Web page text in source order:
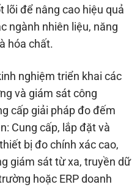
lõi để nâng cao hiệu quả
ngành nhiên liệu, năng
hóa chất.
nghiệm triển khai các
và giám sát công
cấp giải pháp đo đếm
Cung cấp, lắp đặt và
bị đo chính xác cao,
giám sát từ xa, truyền dữ
hoặc ERP doanh